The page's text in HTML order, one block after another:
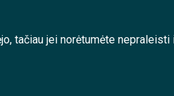
tačiau jei norėtumėte